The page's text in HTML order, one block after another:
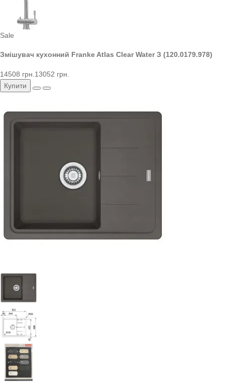
Sale
Змішувач кухонний Franke Atlas Clear Water З (120.0179.978)
14508 грн. 13052 грн.
Купити